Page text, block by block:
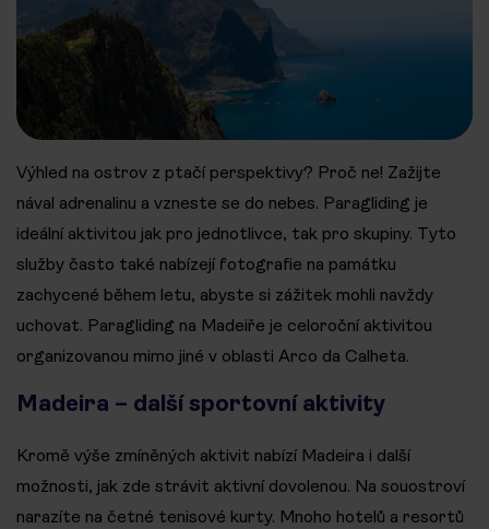
Výhled na ostrov z ptačí perspektivy? Proč ne! Zažijte
nával adrenalinu a vzneste se do nebes. Paragliding je
ideální aktivitou jak pro jednotlivce, tak pro skupiny. Tyto
služby často také nabízejí fotografie na památku
zachycené během letu, abyste si zážitek mohli navždy
uchovat. Paragliding na Madeiře je celoroční aktivitou
organizovanou mimo jiné v oblasti Arco da Calheta.
Madeira – další sportovní aktivity
Kromě výše zmíněných aktivit nabízí Madeira i další
možnosti, jak zde strávit aktivní dovolenou. Na souostroví
narazíte na četné tenisové kurty. Mnoho hotelů a resortů